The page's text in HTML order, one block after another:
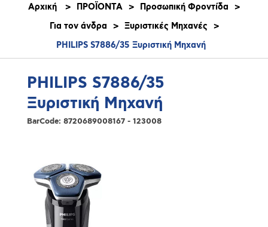
Αρχική > ΠΡΟΪΟΝΤΑ > Προσωπική Φροντίδα
>
Για τον άνδρα
> Ξυριστικές Μηχανές
>
PHILIPS S7886/35 Ξυριστική Μηχανή
PHILIPS S7886/35
Ξυριστική Μηχανή
BarCode: 8720689008167 - 123008